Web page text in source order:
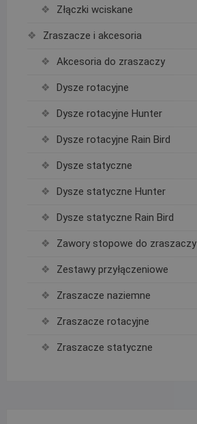
Złączki wciskane
Zraszacze i akcesoria
Akcesoria do zraszaczy
Dysze rotacyjne
Dysze rotacyjne Hunter
Dysze rotacyjne Rain Bird
Dysze statyczne
Dysze statyczne Hunter
Dysze statyczne Rain Bird
Zawory stopowe do zraszaczy
Zestawy przyłączeniowe
Zraszacze naziemne
Zraszacze rotacyjne
Zraszacze statyczne